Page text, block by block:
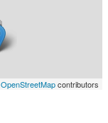
OpenStreetMapcontributors